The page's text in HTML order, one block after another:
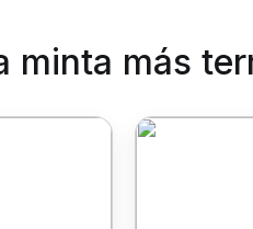
minta más